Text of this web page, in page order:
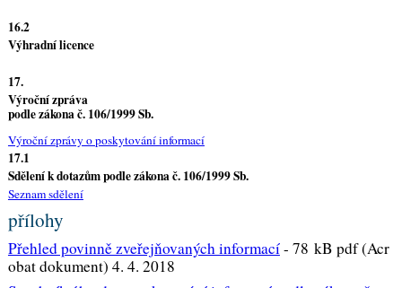
16.2
Výhradní licence
17.
Výroční zpráva
podle zákona č. 106/1999 Sb.
Výroční zprávy o poskytování informací
17.1
Sdělení k dotazům podle zákona č. 106/1999 Sb.
Seznam sdělení
přílohy
Přehled povinně zveřejňovaných informací- 78 kB pdf (Acr
obat dokument) 4. 4. 2018